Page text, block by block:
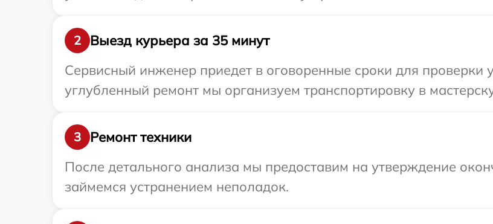
2
Выезд курьера за 35 минут
Сервисный инженер приедет в оговоренные сроки для проверки
углубленный ремонт мы организуем транспортировку в
3
Ремонт техники
После детального анализа мы предоставим на утверждение
займемся устранением неполадок.